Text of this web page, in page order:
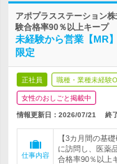
アポプラスステーション
験合格率90％以上キープ
未経験から営業【MR
限定
正社員 職種・業種未経験
女性のおしごと掲載中
情報更新日：2026/07/21 終
仕事内容
【3カ月間の基
に訪問し、医薬
合格率90％以上